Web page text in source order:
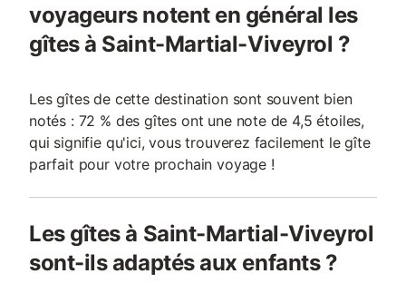
voyageurs notent en général les
gîtes à Saint-Martial-Viveyrol ?
Les gîtes de cette destination sont souvent bien
notés : 72 % des gîtes ont une note de 4,5 étoiles,
qui signifie qu'ici, vous trouverez facilement le gîte
parfait pour votre prochain voyage !
Les gîtes à Saint-Martial-Viveyrol
sont-ils adaptés aux enfants ?